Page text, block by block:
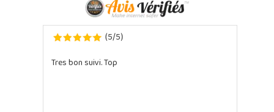
(5/5)
Tres bon suivi. Top